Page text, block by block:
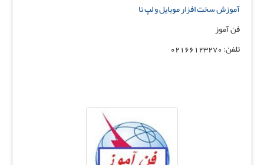
آموزش سخت افزار موبایل و لپ تا
فن آموز
تلفن: 02166123270